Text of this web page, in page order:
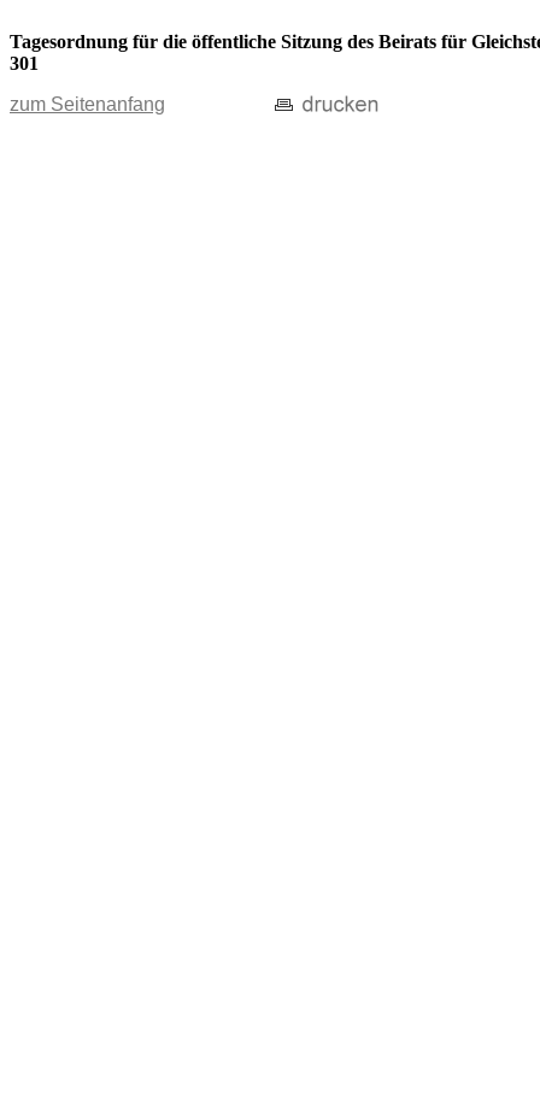
Tagesordnung für die öffentliche Sitzung des Beirats für
301
zum Seitenanfang